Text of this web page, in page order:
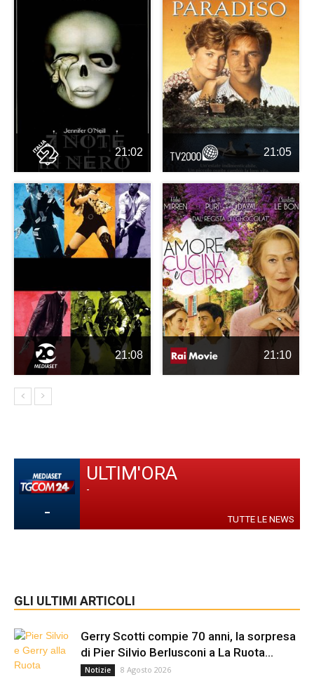
21:02 21:05
21:08 21:10
-
ULTIM'ORA
-
TUTTE LE NEWS
GLI ULTIMI ARTICOLI
Gerry Scotti compie 70 anni, la sorpresa
di Pier Silvio Berlusconi a La Ruota...
Notizie 8 Agosto 2026